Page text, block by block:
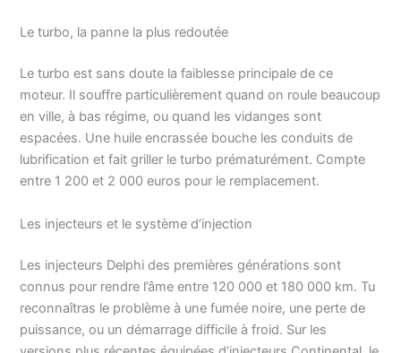
Le turbo, la panne la plus redoutée
Le turbo est sans doute la faiblesse principale de ce
moteur. Il souffre particulièrement quand on roule beaucoup
en ville, à bas régime, ou quand les vidanges sont
espacées. Une huile encrassée bouche les conduits de
lubrification et fait griller le turbo prématurément. Compte
entre 1 200 et 2 000 euros pour le remplacement.
Les injecteurs et le système d’injection
Les injecteurs Delphi des premières générations sont
connus pour rendre l’âme entre 120 000 et 180 000 km. Tu
reconnaîtras le problème à une fumée noire, une perte de
puissance, ou un démarrage difficile à froid. Sur les